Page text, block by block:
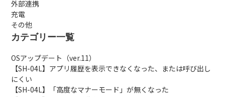
外部連携
充電
その他
カテゴリー一覧
OSアップデート（ver.11）
【SH-04L】アプリ履歴を表示できなくなった、または呼び出し
にくい
【SH-04L】「高度なマナーモード」が無くなった